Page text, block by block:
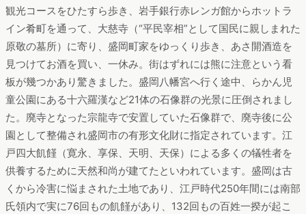
観光コースをひたすら歩き、岩手銀行赤レンガ館からホットラ
イン肴町を通って、大慈寺（“平民宰相”として国民に親しまれた
原敬の墓所）に寄り、盛岡町家をゆっくり歩き、あさ開酒造を
見つけてお酒を買い、一休み。街はずれには熊に注意という看
板が幾つかあり驚きました。盛岡八幡宮へ行く途中、らかん児
童公園にある十六羅漢など21体の石像群の光景に圧倒されまし
た。廃寺となった宗龍寺で安置していた石像群で、廃寺後に公
園として整備され盛岡市の有形文化財に指定されています。江
戸四大飢饉（寛永、享保、天明、天保）による多くの犠牲者を
供養するために天然和尚が建てたといわれています。盛岡は古
くから冷害に悩まされた土地であり、江戸時代250年間には南部
氏領内で実に76回もの飢饉があり、132回もの百姓一揆が起こ